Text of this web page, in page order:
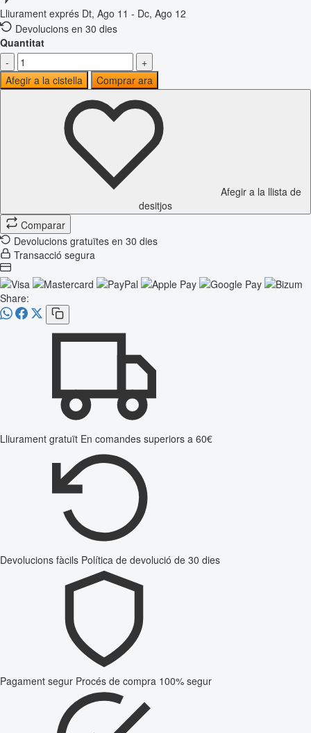
Lliurament exprés Dt, Ago 11 - Dc, Ago 12
Devolucions en 30 dies
Quantitat
-
+
Afegir a la cistella
Comprar ara
Afegir a la llista de
desitjos
Comparar
Devolucions gratuïtes en 30 dies
Transacció segura
Share:
Lliurament gratuït En comandes superiors a 60€
Devolucions fàcils Política de devolució de 30 dies
Pagament segur Procés de compra 100% segur